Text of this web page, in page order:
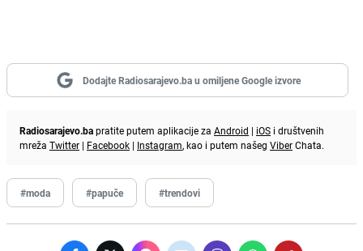
Dodajte Radiosarajevo.ba u omiljene Google izvore
Radiosarajevo.bapratite putem aplikacije za Android | iOS i društvenih
mreža Twitter | Facebook | Instagram, kao i putem našeg ViberChata.
#moda #papuče #trendovi